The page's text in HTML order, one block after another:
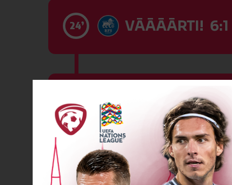
24’ VĀĀĀĀRTI! 6:1
27’ VĀĀĀĀRTI! 7:1
28’ VĀĀĀĀRTI! 8:1